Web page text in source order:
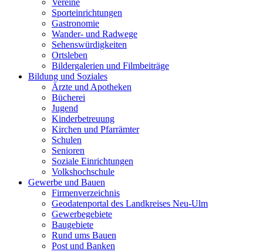
Vereine
Sporteinrichtungen
Gastronomie
Wander- und Radwege
Sehenswürdigkeiten
Ortsleben
Bildergalerien und Filmbeiträge
Bildung und Soziales
Ärzte und Apotheken
Bücherei
Jugend
Kinderbetreuung
Kirchen und Pfarrämter
Schulen
Senioren
Soziale Einrichtungen
Volkshochschule
Gewerbe und Bauen
Firmenverzeichnis
Geodatenportal des Landkreises Neu-Ulm
Gewerbegebiete
Baugebiete
Rund ums Bauen
Post und Banken